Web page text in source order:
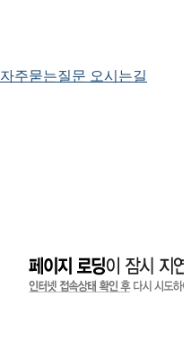
자주묻는질문 오시는길